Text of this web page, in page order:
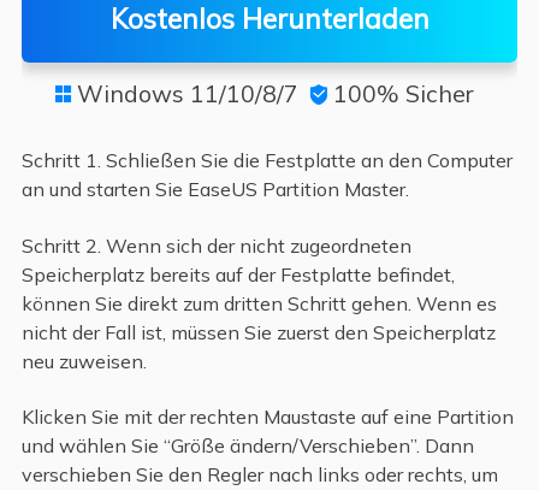
Kostenlos Herunterladen
 Windows 11/10/8/7  100% Sicher
Schritt 1. Schließen Sie die Festplatte an den Computer
an und starten Sie EaseUS Partition Master.
Schritt 2. Wenn sich der nicht zugeordneten
Speicherplatz bereits auf der Festplatte befindet,
können Sie direkt zum dritten Schritt gehen. Wenn es
nicht der Fall ist, müssen Sie zuerst den Speicherplatz
neu zuweisen.
Klicken Sie mit der rechten Maustaste auf eine Partition
und wählen Sie “Größe ändern/Verschieben”. Dann
verschieben Sie den Regler nach links oder rechts, um